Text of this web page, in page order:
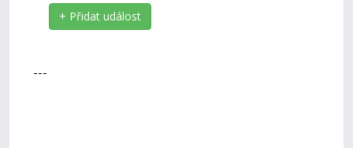
+ Přidat událost
---